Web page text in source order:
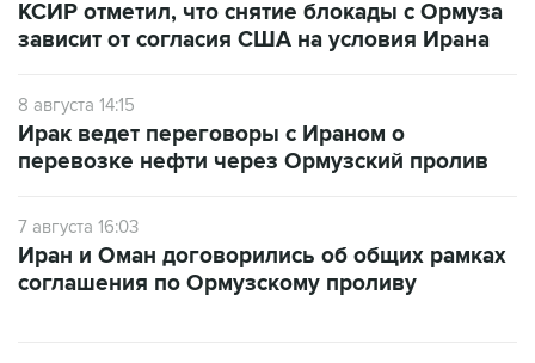
КСИР отметил, что снятие блокады с Ормуза
зависит от согласия США на условия Ирана
8 августа 14:15
Ирак ведет переговоры с Ираном о
перевозке нефти через Ормузский пролив
7 августа 16:03
Иран и Оман договорились об общих рамках
соглашения по Ормузскому проливу